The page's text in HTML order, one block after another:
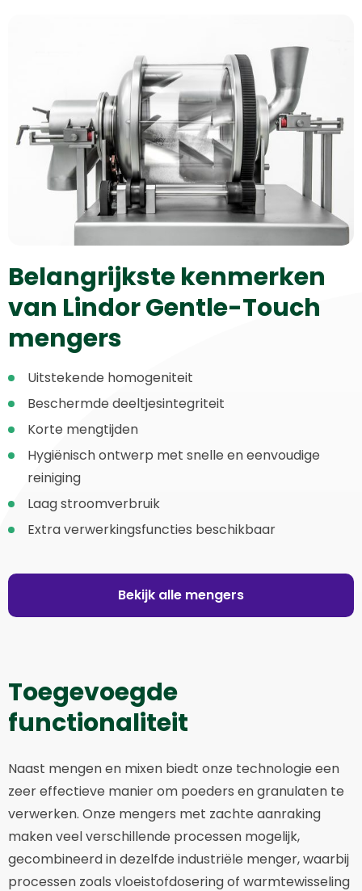
Belangrijkste kenmerken
van Lindor Gentle-Touch
mengers
Uitstekende homogeniteit
Beschermde deeltjesintegriteit
Korte mengtijden
Hygiënisch ontwerp met snelle en eenvoudige
reiniging
Laag stroomverbruik
Extra verwerkingsfuncties beschikbaar
Bekijk alle mengers
Toegevoegde
functionaliteit
Naast mengen en mixen biedt onze technologie een
zeer effectieve manier om poeders en granulaten te
verwerken. Onze mengers met zachte aanraking
maken veel verschillende processen mogelijk,
gecombineerd in dezelfde industriële menger, waarbij
processen zoals vloeistofdosering of warmtewisseling